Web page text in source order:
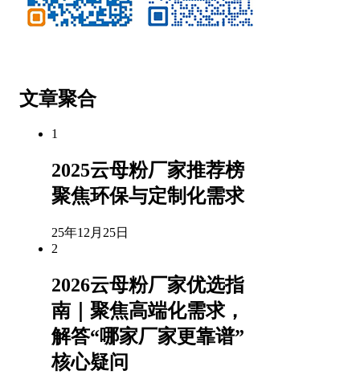
文章聚合
1
2025云母粉厂家推荐榜
聚焦环保与定制化需求
25年12月25日
2
2026云母粉厂家优选指
南｜聚焦高端化需求，
解答“哪家厂家更靠谱”
核心疑问